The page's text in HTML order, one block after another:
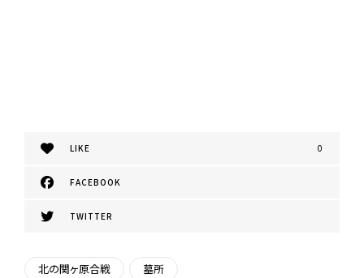
LIKE 0
FACEBOOK
TWITTER
北の関ヶ原合戦 墓所